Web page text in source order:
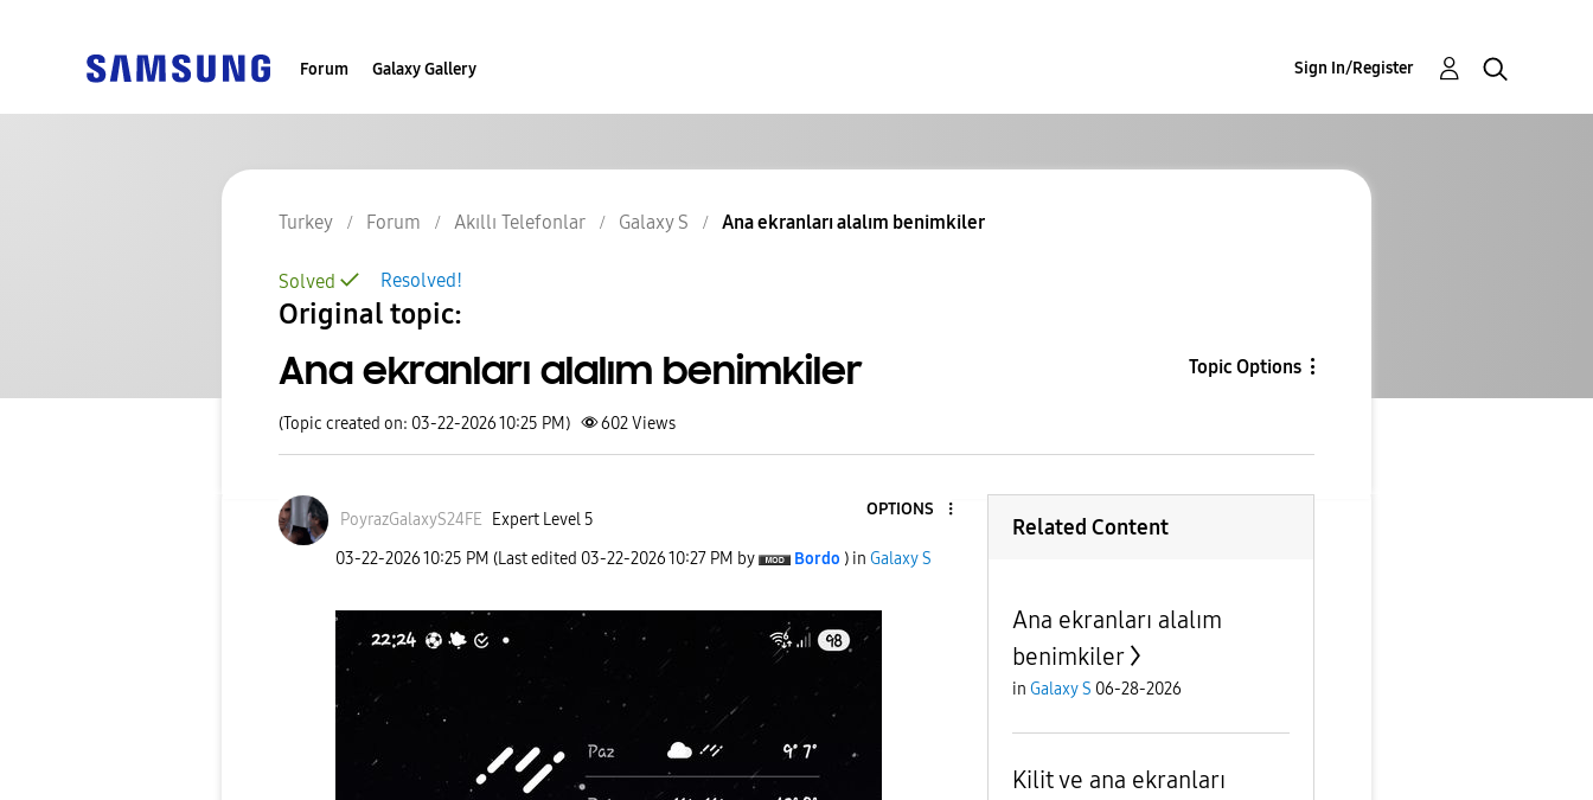
Forum Galaxy Gallery Sign In/Register
Turkey Forum Akıllı Telefonlar Galaxy S Ana ekranları alalım benimkiler
Resolved!
Solved
Original topic:
Ana ekranları alalım benimkiler Topic Options
(Topic created on: 03-22-2026 10:25 PM) 602Views
PoyrazGalaxyS24FE Expert Level 5
OPTIONS
‎03-22-202610:25 PM (Last edited ‎03-22-202610:27 PM by Bordo ) in Galaxy S
Related Content
Ana ekranları alalım
benimkiler
in Galaxy S 06-28-2026
Kilit ve ana ekranları